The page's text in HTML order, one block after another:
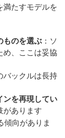
満たすモデルを
ものを選ぶ ：ソ
め、ここは妥協
バックルは長持
ンを再現してい
があります
向がありま